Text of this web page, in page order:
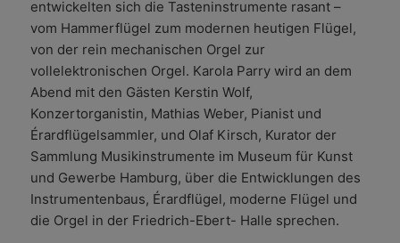
entwickelten sich die Tasteninstrumente rasant –
vom Hammerflügel zum modernen heutigen Flügel,
von der rein mechanischen Orgel zur
vollelektronischen Orgel. Karola Parry wird an dem
Abend mit den Gästen Kerstin Wolf,
Konzertorganistin, Mathias Weber, Pianist und
Érardflügelsammler, und Olaf Kirsch, Kurator der
Sammlung Musikinstrumente im Museum für Kunst
und Gewerbe Hamburg, über die Entwicklungen des
Instrumentenbaus, Érardflügel, moderne Flügel und
die Orgel in der Friedrich-Ebert- Halle sprechen.